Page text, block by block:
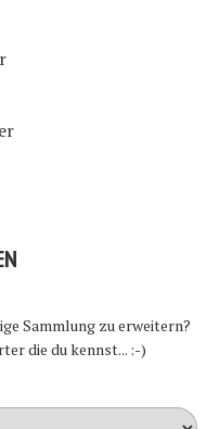
Sammlung zu erweitern?
die du kennst... :-)